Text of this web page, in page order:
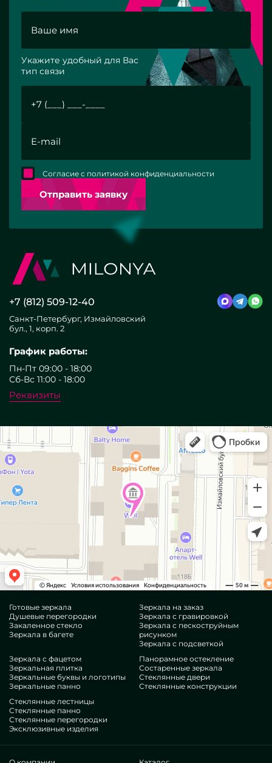
Укажите удобный для Вас
тип связи
Отправить заявку
Согласие с политикой конфиденциальности
+7 (812) 509-12-40
Санкт-Петербург, Измайловский
бул., 1, корп. 2
График работы:
Пн-Пт 09:00 - 18:00
Сб-Вс 11:00 - 18:00
Реквизиты
Готовые зеркала
Душевые перегородки
Закаленное стекло
Зеркала в багете
Зеркала на заказ
Зеркала с гравировкой
Зеркала с пескоструйным
рисунком
Зеркала с подсветкой
Зеркала с фацетом
Зеркальная плитка
Зеркальные буквы и логотипы
Зеркальные панно
Панорамное остекление
Состаренные зеркала
Стеклянные двери
Стеклянные конструкции
Стеклянные лестницы
Стеклянные панно
Стеклянные перегородки
Эксклюзивные изделия